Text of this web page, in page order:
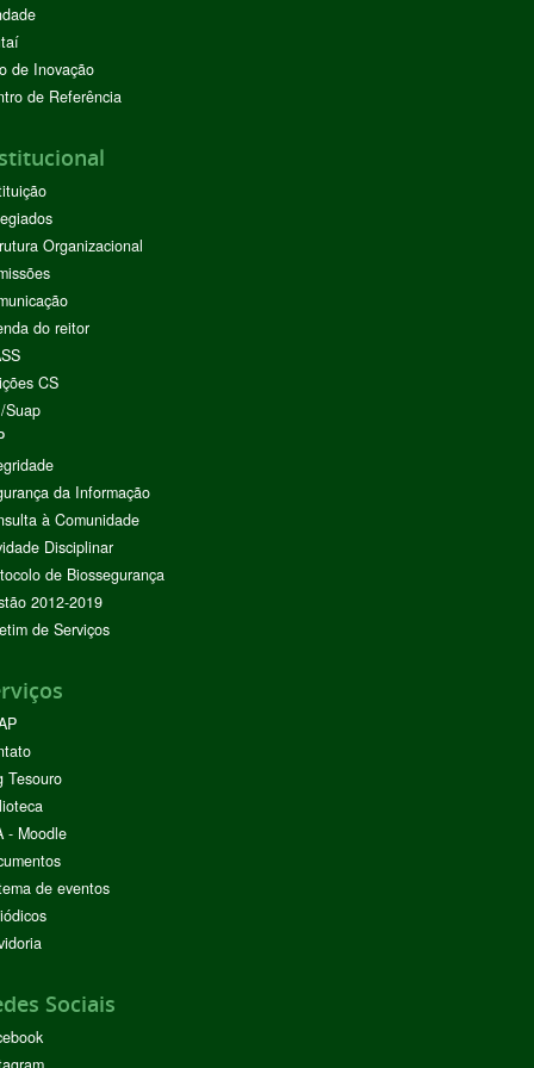
de Inovação
de Referência
Organizacional
do reitor
CS
Suap
da Informação
à Comunidade
Disciplinar
de Biossegurança
2012-2019
de Serviços
Tesouro
- Moodle
de eventos
Sociais